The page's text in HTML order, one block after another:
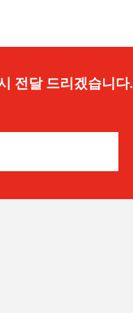
전달 드리겠습니다.